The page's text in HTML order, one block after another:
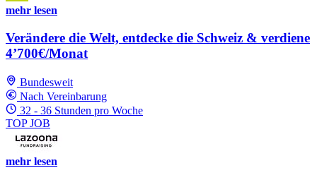
mehr lesen
Verändere die Welt, entdecke die Schweiz & verdiene
4’700€/Monat
Bundesweit
Nach Vereinbarung
32 - 36 Stunden pro Woche
TOP JOB
mehr lesen